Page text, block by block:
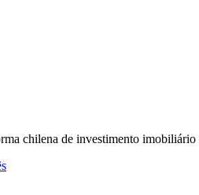
chilena de investimento